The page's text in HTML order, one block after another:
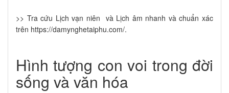
>> Tra cứu Lịch vạn niên và Lịch âm nhanh và chuẩn xác
trên https://damynghetaiphu.com/.
Hình tượng con voi trong đời
sống và văn hóa